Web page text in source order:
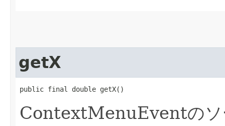
getX
public final double getX()
ContextMenuEventのソ